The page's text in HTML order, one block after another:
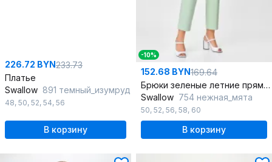
226.72 BYN233.73
Платье
Swallow 891 темный_изумруд
48, 50, 52, 54, 56
В корзину
-10%
152.68 BYN169.64
Брюки зеленые летние прямого силуэта из джинса
Swallow 754 нежная_мята
50, 52, 56, 58, 60
В корзину